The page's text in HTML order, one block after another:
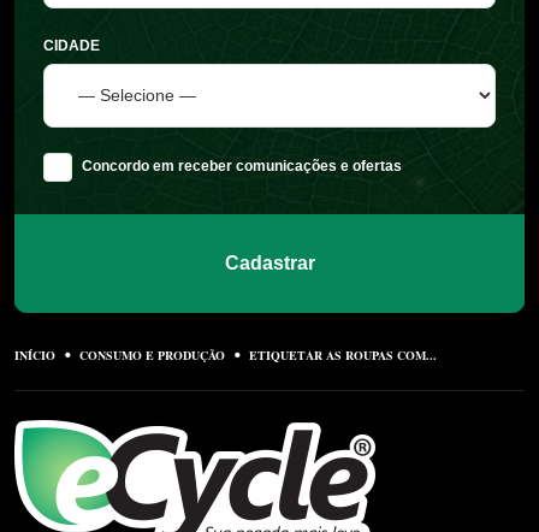
CIDADE
Concordo em receber comunicações e ofertas
Cadastrar
INÍCIO CONSUMO E PRODUÇÃO ETIQUETAR AS ROUPAS COM...